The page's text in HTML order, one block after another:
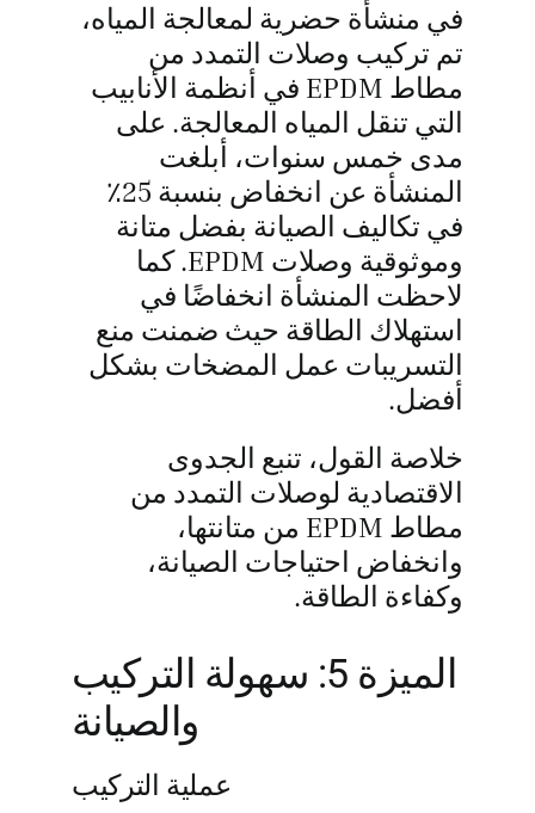
في منشأة حضرية لمعالجة المياه،
تم تركيب وصلات التمدد من
مطاط EPDM في أنظمة الأنابيب
التي تنقل المياه المعالجة. على
مدى خمس سنوات، أبلغت
المنشأة عن انخفاض بنسبة 25٪
في تكاليف الصيانة بفضل متانة
وموثوقية وصلات EPDM. كما
لاحظت المنشأة انخفاضًا في
استهلاك الطاقة حيث ضمنت منع
التسريبات عمل المضخات بشكل
أفضل.
خلاصة القول، تنبع الجدوى
الاقتصادية لوصلات التمدد من
مطاط EPDM من متانتها،
وانخفاض احتياجات الصيانة،
وكفاءة الطاقة.
الميزة 5: سهولة التركيب
والصيانة
عملية التركيب